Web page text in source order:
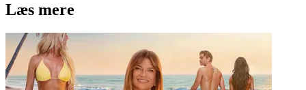
Læs mere